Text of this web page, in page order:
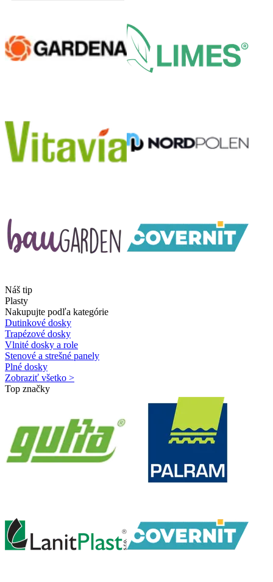
Náš tip
Plasty
Nakupujte podľa kategórie
Dutinkové dosky
Trapézové dosky
Vlnité dosky a role
Stenové a strešné panely
Plné dosky
Zobraziť všetko >
Top značky